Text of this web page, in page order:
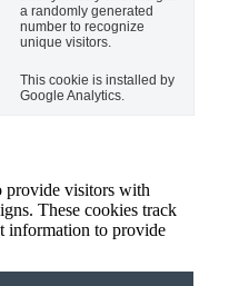
a randomly generated
number to recognize
unique visitors.
This cookie is installed by
Google Analytics.
provide visitors with
These cookies track
information to provide